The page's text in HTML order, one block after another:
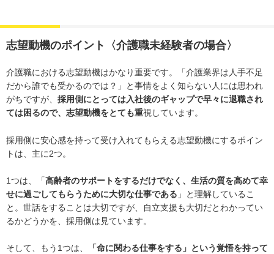
志望動機のポイント〈介護職未経験者の場合〉
介護職における志望動機はかなり重要です。「介護業界は人手不足
だから誰でも受かるのでは？」と事情をよく知らない人には思われ
がちですが、 採用側にとっては入社後のギャップで早々に退職され
ては困るので、志望動機をとても重視しています。
採用側に安心感を持って受け入れてもらえる志望動機にするポイン
トは、主に2つ。
1つは、「高齢者のサポートをするだけでなく、生活の質を高めて幸
せに過ごしてもらうために大切な仕事である 」と理解しているこ
と。世話をすることは大切ですが、自立支援も大切だとわかってい
るかどうかを、採用側は見ています。
そして、もう1つは、
「命に関わる仕事をする」という覚悟を持って